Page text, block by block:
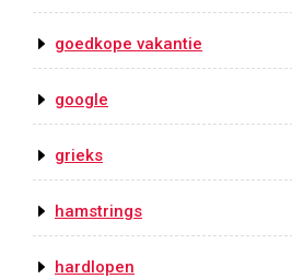
goedkope vakantie
google
grieks
hamstrings
hardlopen